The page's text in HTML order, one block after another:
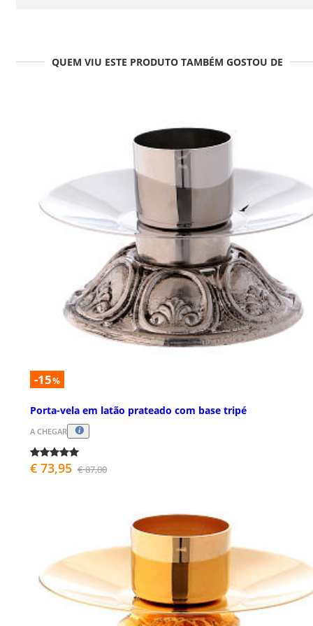
QUEM VIU ESTE PRODUTO TAMBÉM GOSTOU DE
-15%
Porta-vela em latão prateado com base tripé
A CHEGAR
€ 73,95 € 87,00